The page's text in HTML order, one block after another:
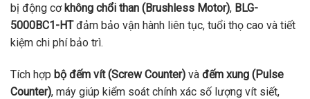
bị động cơ không chổi than (Brushless Motor), BLG-
5000BC1-HTđảm bảo vận hành liên tục, tuổi thọ cao và tiết
kiệm chi phí bảo trì.
Tích hợp bộ đếm vít (Screw Counter) và đếm xung (Pulse
Counter), máy giúp kiểm soát chính xác số lượng vít siết,